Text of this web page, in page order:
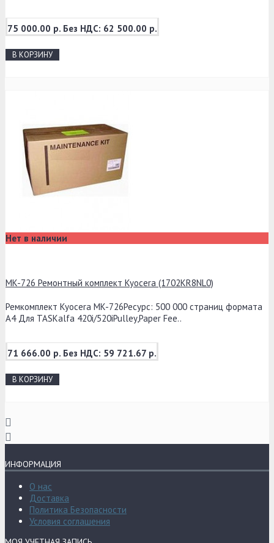
75 000.00 р. Без НДС: 62 500.00 р.
В КОРЗИНУ
Нет в наличии
MK-726 Ремонтный комплект Kyocera (1702KR8NL0)
Ремкомплект Kyocera MK-726Ресурс: 500 000 страниц формата
А4 Для TASKalfa 420i/520iPulley,Paper Fee..
71 666.00 р. Без НДС: 59 721.67 р.
В КОРЗИНУ
ИНФОРМАЦИЯ
О нас
Доставка
Политика Безопасности
Условия соглашения